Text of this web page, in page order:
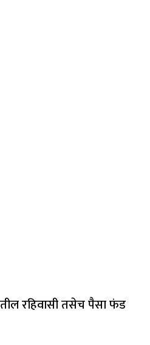
रहिवासी तसेच पैसा फंड